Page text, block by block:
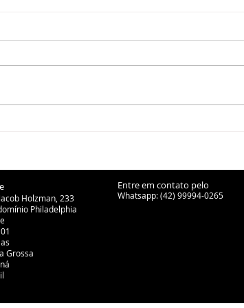
crime em Palmeira
Holzman, 233
Philadelphia
Grossa
Entre em contato pelo
Whatsapp: (42) 99994-0265